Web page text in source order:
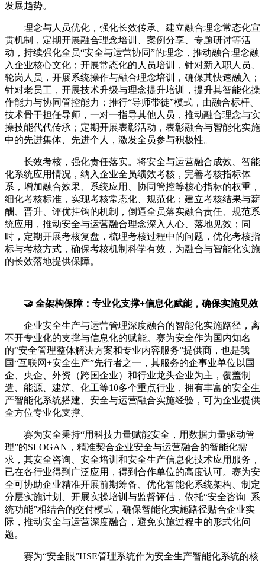
发展趋势。
理念与人员优化，强化长效传承。建立融合理念常态化宣
贯机制，定期开展融合理念培训、案例分享、专题研讨等活
动，持续强化全员“安全与运营协同”的理念，推动融合理念融
入企业核心文化；开展常态化的人员培训，针对新入职人员、
轮岗人员，开展系统操作与融合理念培训，确保其快速融入；
针对老员工，开展技术升级与理念提升培训，提升其智能化操
作能力与协同管控能力；推行“导师带徒”模式，由融合标杆、
技术骨干担任导师，一对一指导其他人员，推动融合理念与实
操技能代代传承；定期开展表彰活动，表彰融合与智能化实施
中的先进集体、先进个人，激发全员参与积极性。
长效考核，强化责任落实。将安全与运营融合成效、智能
化系统应用情况，纳入企业全员绩效考核，完善考核指标体
系，增加融合效果、系统应用、协同管控等核心指标的权重，
细化考核标准，实现考核常态化、规范化；建立考核结果与薪
酬、晋升、评优挂钩的机制，倒逼全员落实融合责任、规范系
统应用，推动安全与运营融合理念深入人心、落地见效；同
时，定期开展考核复盘，梳理考核过程中的问题，优化考核指
标与考核方式，确保考核机制科学有效，为融合与智能化实施
的长效落地提供保障。
🤝 全架构保障：专业化支撑+信息化赋能，确保实施见效
企业安全生产与运营管理深度融合的智能化实施路径，离
不开专业化的支撑与信息化的赋能。赛为安全作为国内知名
的“安全管理整体解决方案和专业内容服务”提供商，也是我
国“互联网+安全生产”先行者之一，其服务的企事业单位以国
企、央企、外资（跨国企业）和行业龙头企业为主，覆盖制
造、能源、建筑、化工等10多个重点行业，拥有丰富的安全生
产智能化系统搭建、安全与运营融合实施经验，可为企业提供
全方位专业化支撑。
赛为安全秉持“用科技力量赋能安全，用数据力量驱动管
理”的SLOGAN，精准契合企业安全与运营融合的智能化需
求，其安全咨询、安全培训和安全生产信息化技术应用服务，
已在各行业得到广泛应用，得到合作单位的高度认可。赛为安
全可协助企业精准开展前期筹备、优化智能化系统架构、制定
分层实施计划、开展实操培训与监督评估，依托“安全咨询+系
统功能”相结合的交付模式，确保智能化实施路径贴合企业实
际，推动安全与运营深度融合，避免实施过程中的形式化问
题。
赛为“安全眼”HSE管理系统作为安全生产智能化系统的核